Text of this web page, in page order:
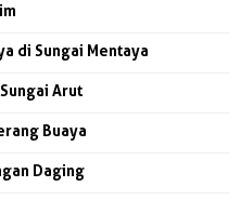
di Sungai Mentaya
Arut
Buaya
Daging